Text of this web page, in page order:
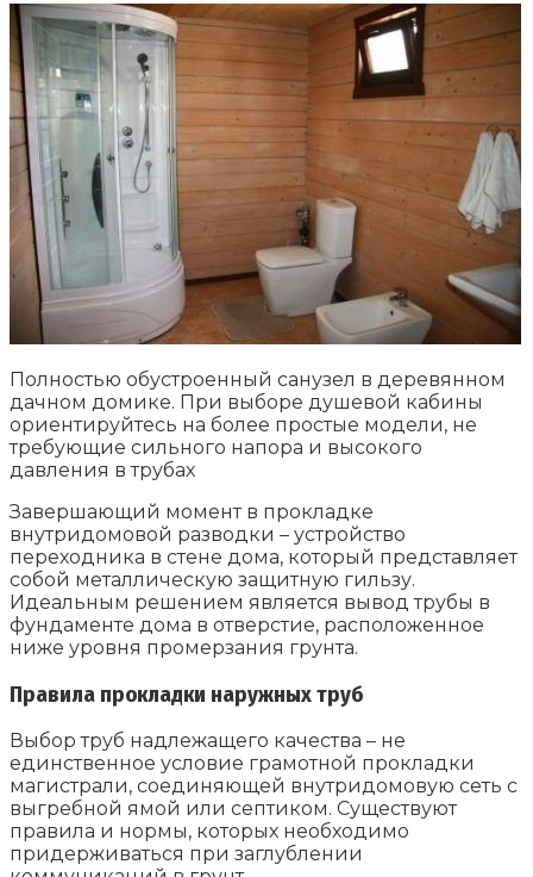
Полностью обустроенный санузел в деревянном
дачном домике. При выборе душевой кабины
ориентируйтесь на более простые модели, не
требующие сильного напора и высокого
давления в трубах
Завершающий момент в прокладке
внутридомовой разводки – устройство
переходника в стене дома, который представляет
собой металлическую защитную гильзу.
Идеальным решением является вывод трубы в
фундаменте дома в отверстие, расположенное
ниже уровня промерзания грунта.
Правила прокладки наружных труб
Выбор труб надлежащего качества – не
единственное условие грамотной прокладки
магистрали, соединяющей внутридомовую сеть с
выгребной ямой или септиком. Существуют
правила и нормы, которых необходимо
придерживаться при заглублении